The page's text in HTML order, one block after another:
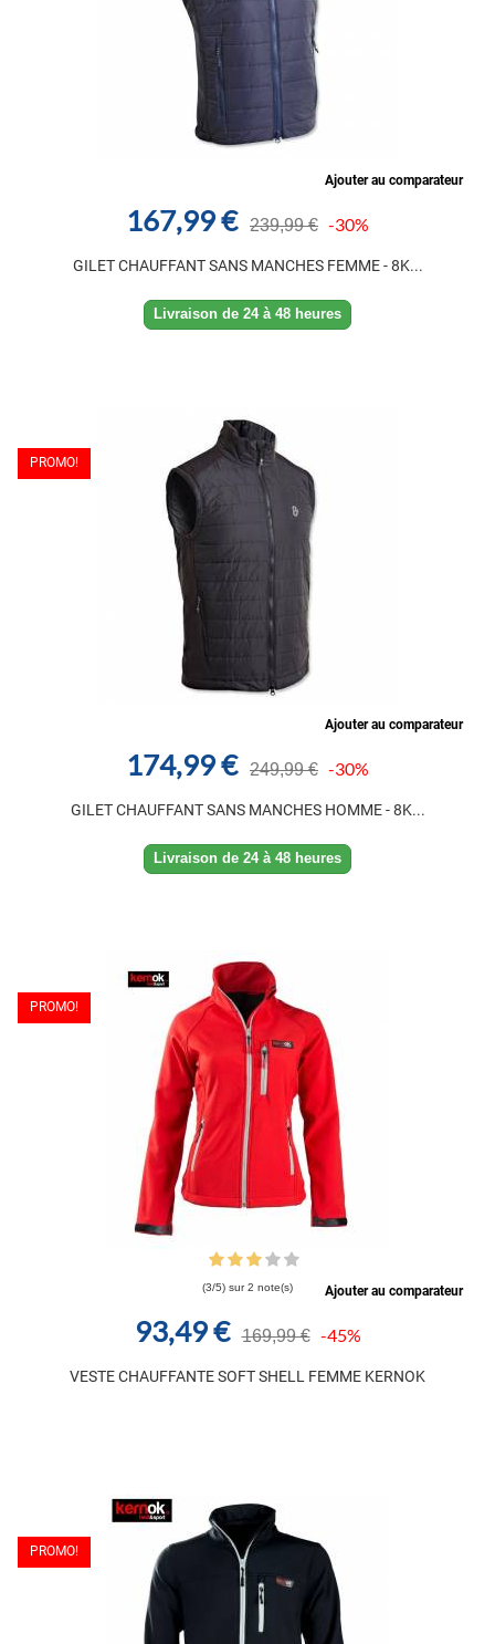
Ajouter au comparateur
167,99 € 239,99 € -30%
GILET CHAUFFANT SANS MANCHES FEMME - 8K...
Livraison de 24 à 48 heures
PROMO!
Ajouter au comparateur
174,99 € 249,99 € -30%
GILET CHAUFFANT SANS MANCHES HOMME - 8K...
Livraison de 24 à 48 heures
PROMO!
(3/5) sur 2 note(s) Ajouter au comparateur
93,49 € 169,99 € -45%
VESTE CHAUFFANTE SOFT SHELL FEMME KERNOK
PROMO!